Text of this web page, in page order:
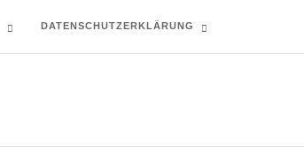
DATENSCHUTZERKLÄRUNG